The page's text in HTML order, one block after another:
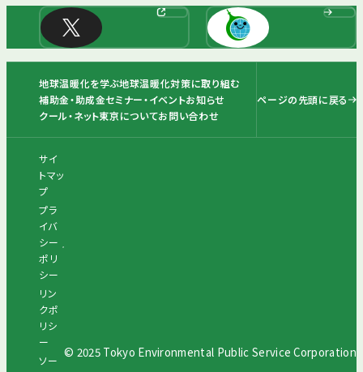
地球温暖化を学ぶ地球温暖化対策に取り組む
補助金・助成金セミナー・イベントお知らせ
クール・ネット東京についてお問い合わせ
ページの先頭に戻る
サイ
トマッ
プ
プラ
イバ
シー
ポリ
シー
リン
クポ
リシ
ー
ソー
© 2025 Tokyo Environmental Public Service Corporation